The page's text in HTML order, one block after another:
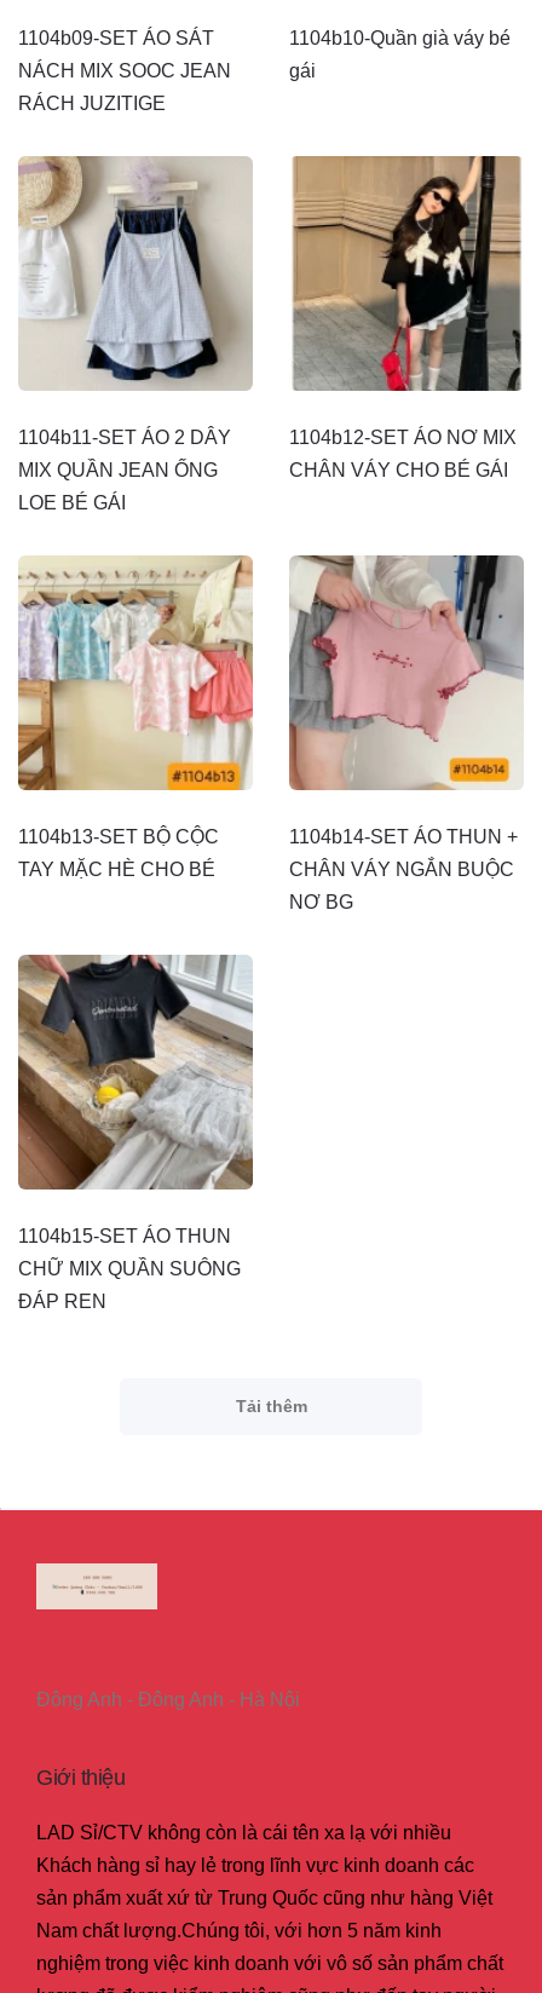
1104b09-SET ÁO SÁT
NÁCH MIX SOOC JEAN
RÁCH JUZITIGE
1104b10-Quần già váy bé
gái
1104b11-SET ÁO 2 DÂY
MIX QUẦN JEAN ỐNG
LOE BÉ GÁI
1104b12-SET ÁO NƠ MIX
CHÂN VÁY CHO BÉ GÁI
1104b13-SET BỘ CỘC
TAY MẶC HÈ CHO BÉ
1104b14-SET ÁO THUN +
CHÂN VÁY NGẮN BUỘC
NƠ BG
1104b15-SET ÁO THUN
CHỮ MIX QUẦN SUÔNG
ĐÁP REN
Tải thêm
Đông Anh - Đông Anh - Hà Nội
Giới thiệu
LAD Sỉ/CTV không còn là cái tên xa lạ với nhiều
Khách hàng sỉ hay lẻ trong lĩnh vực kinh doanh các
sản phẩm xuất xứ từ Trung Quốc cũng như hàng Việt
Nam chất lượng.Chúng tôi, với hơn 5 năm kinh
nghiệm trong việc kinh doanh với vô số sản phẩm chất